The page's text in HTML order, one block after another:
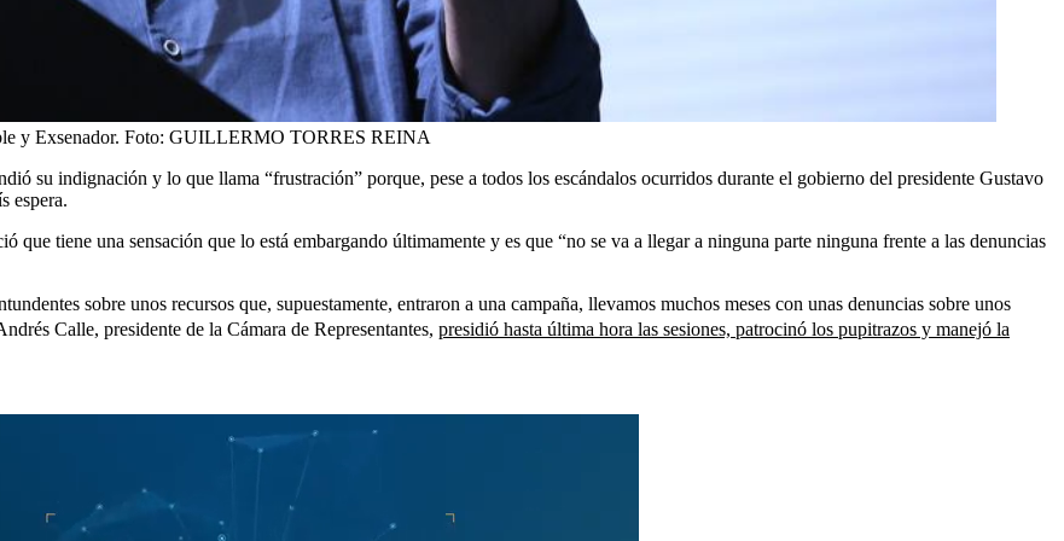
y Exsenador. Foto: GUILLERMO TORRES REINA
su indignación y lo que llama “frustración” porque, pese a todos los escándalos ocurridos durante el gobierno del presidente Gustavo
espera.
que tiene una sensación que lo está embargando últimamente y es que “no se va a llegar a ninguna parte ninguna frente a las denuncias
sobre unos recursos que, supuestamente, entraron a una campaña, llevamos muchos meses con unas denuncias sobre unos
Calle, presidente de la Cámara de Representantes, presidió hasta última hora las sesiones, patrocinó los pupitrazos y manejó la